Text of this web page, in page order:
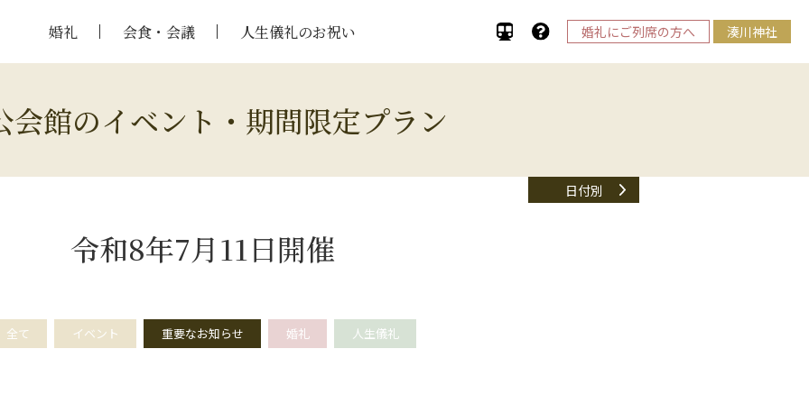
婚礼 会食・会議 人生儀礼のお祝い 婚礼にご列席の方へ 湊川神社
会館のイベント・期間限定プラン
日付別
令和8年7月11日開催
全て イベント 重要なお知らせ 婚礼 人生儀礼